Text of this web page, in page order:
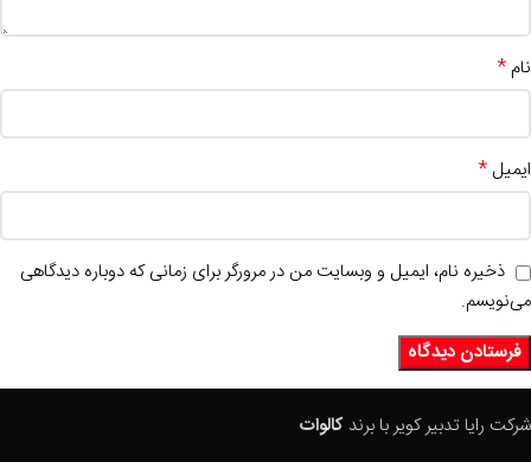
نام*
ایمیل *
ذخیره نام، ایمیل و وبسایت من در مرورگر برای زمانی که دوباره دیدگاهی
می‌نویسم.
شرکت رایا تدبیر کویر با برند کالوات